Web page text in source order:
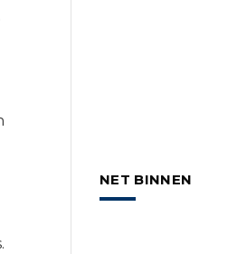
NET BINNEN